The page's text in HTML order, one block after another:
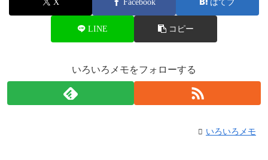
X Facebook はてブ
LINE コピー
いろいろメモをフォローする
いろいろメモ